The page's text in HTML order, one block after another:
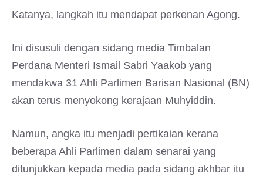
Katanya, langkah itu mendapat perkenan Agong.
Ini disusuli dengan sidang media Timbalan
Perdana Menteri Ismail Sabri Yaakob yang
mendakwa 31 Ahli Parlimen Barisan Nasional (BN)
akan terus menyokong kerajaan Muhyiddin.
Namun, angka itu menjadi pertikaian kerana
beberapa Ahli Parlimen dalam senarai yang
ditunjukkan kepada media pada sidang akhbar itu